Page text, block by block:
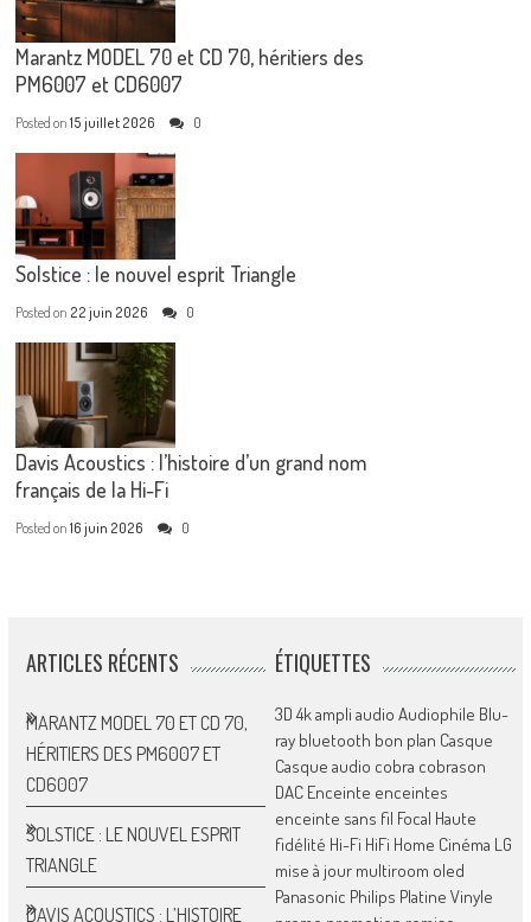
Marantz MODEL 70 et CD 70, héritiers des
PM6007 et CD6007
Posted on15 juillet 2026 0
Solstice : le nouvel esprit Triangle
Posted on 22 juin 2026 0
Davis Acoustics : l’histoire d’un grand nom
français de la Hi-Fi
Posted on16 juin 2026 0
ARTICLES RÉCENTS
MARANTZ MODEL 70 ET CD 70,
HÉRITIERS DES PM6007 ET
CD6007
SOLSTICE : LE NOUVEL ESPRIT
TRIANGLE
DAVIS ACOUSTICS : L’HISTOIRE
ÉTIQUETTES
3D 4kampli audio Audiophile Blu-
ray bluetooth bon plan Casque
Casque audio cobra cobrason
DAC Enceinte enceintes
enceinte sans fil Focal Haute
fidélité Hi-Fi HiFi Home Cinéma LG
mise à jour multiroom oled
Panasonic Philips Platine Vinyle